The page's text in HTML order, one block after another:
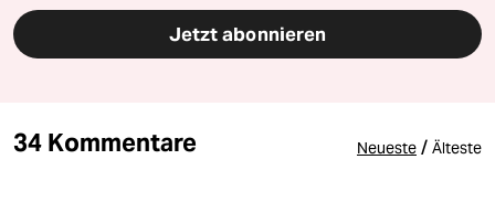
Jetzt abonnieren
34 Kommentare Neueste / Älteste